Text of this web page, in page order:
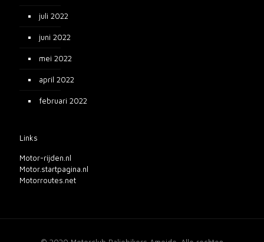
juli 2022
juni 2022
mei 2022
april 2022
februari 2022
Links
Motor-rijden.nl
Motor.startpagina.nl
Motorroutes.net